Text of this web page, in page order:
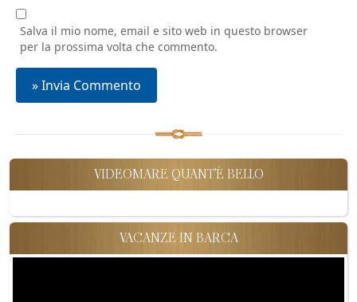
Salva il mio nome, email e sito web in questo browser
per la prossima volta che commento.
VIDEOMARE QUANT'È BELLO
VACANZE IN BARCA